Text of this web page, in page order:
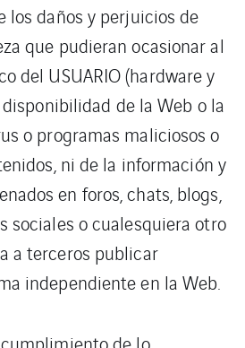
los daños y perjuicios de
que pudieran ocasionar al
del USUARIO (hardware y
de la Web o la
o programas maliciosos o
ni de la información y
en foros, chats, blogs,
sociales o cualesquiera otro
a terceros publicar
independiente en la Web.